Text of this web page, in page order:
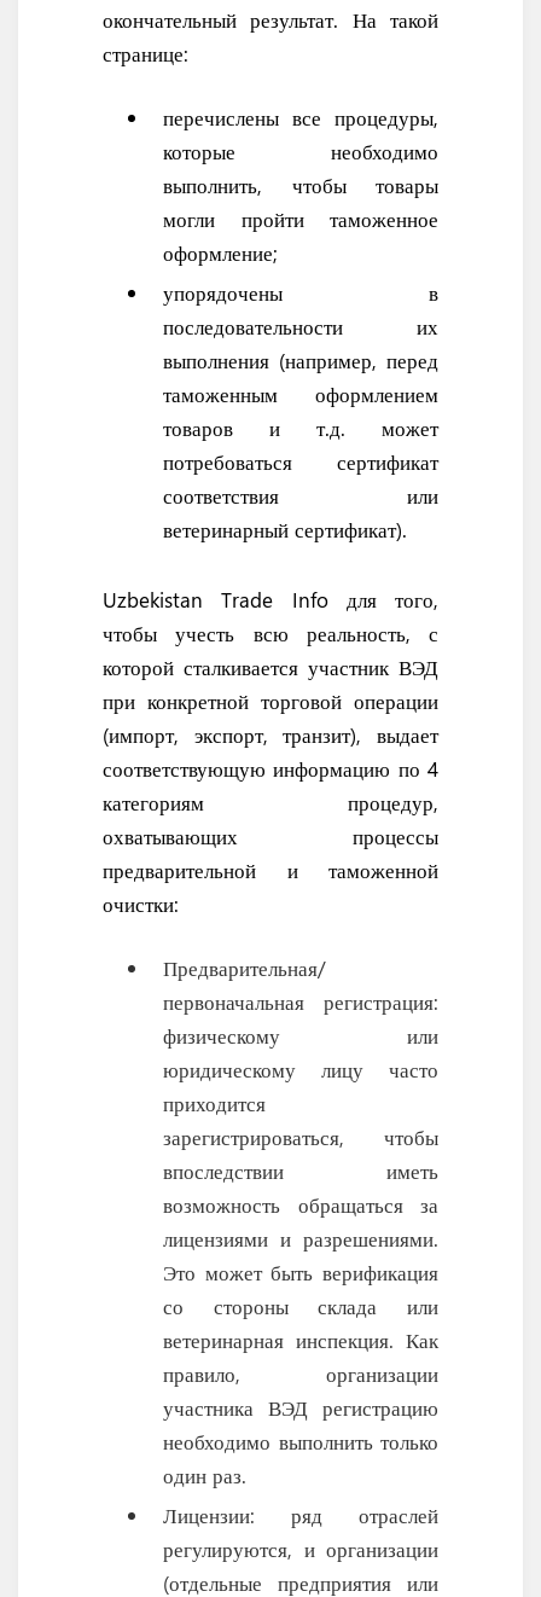
окончательный результат. На такой
странице:
перечислены все процедуры,
которые необходимо
выполнить, чтобы товары
могли пройти таможенное
оформление;
упорядочены в
последовательности их
выполнения (например, перед
таможенным оформлением
товаров и т.д. может
потребоваться сертификат
соответствия или
ветеринарный сертификат).
Uzbekistan Trade Info для того,
чтобы учесть всю реальность, с
которой сталкивается участник ВЭД
при конкретной торговой операции
(импорт, экспорт, транзит), выдает
соответствующую информацию по 4
категориям процедур,
охватывающих процессы
предварительной и таможенной
очистки:
Предварительная/
первоначальная регистрация:
физическому или
юридическому лицу часто
приходится
зарегистрироваться, чтобы
впоследствии иметь
возможность обращаться за
лицензиями и разрешениями.
Это может быть верификация
со стороны склада или
ветеринарная инспекция. Как
правило, организации
участника ВЭД регистрацию
необходимо выполнить только
один раз.
Лицензии: ряд отраслей
регулируются, и организации
(отдельные предприятия или